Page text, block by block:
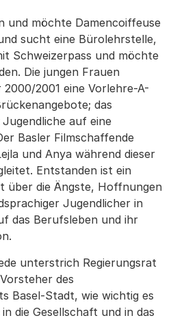
und möchte Damencoiffeuse
sucht eine Bürolehrstelle,
Schweizerpass und möchte
Die jungen Frauen
2001 eine Vorlehre-A-
das
auf eine
Basler Filmschaffende
und Anya während dieser
Entstanden ist ein
über die Ängste, Hoffnungen
Jugendlicher in
das Berufsleben und ihr
unterstrich Regierungsrat
des
Basel-Stadt, wie wichtig es
die Gesellschaft und in das